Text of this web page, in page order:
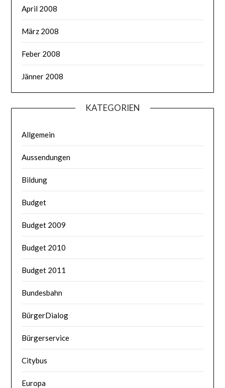
April 2008
März 2008
Feber 2008
Jänner 2008
KATEGORIEN
Allgemein
Aussendungen
Bildung
Budget
Budget 2009
Budget 2010
Budget 2011
Bundesbahn
BürgerDialog
Bürgerservice
Citybus
Europa